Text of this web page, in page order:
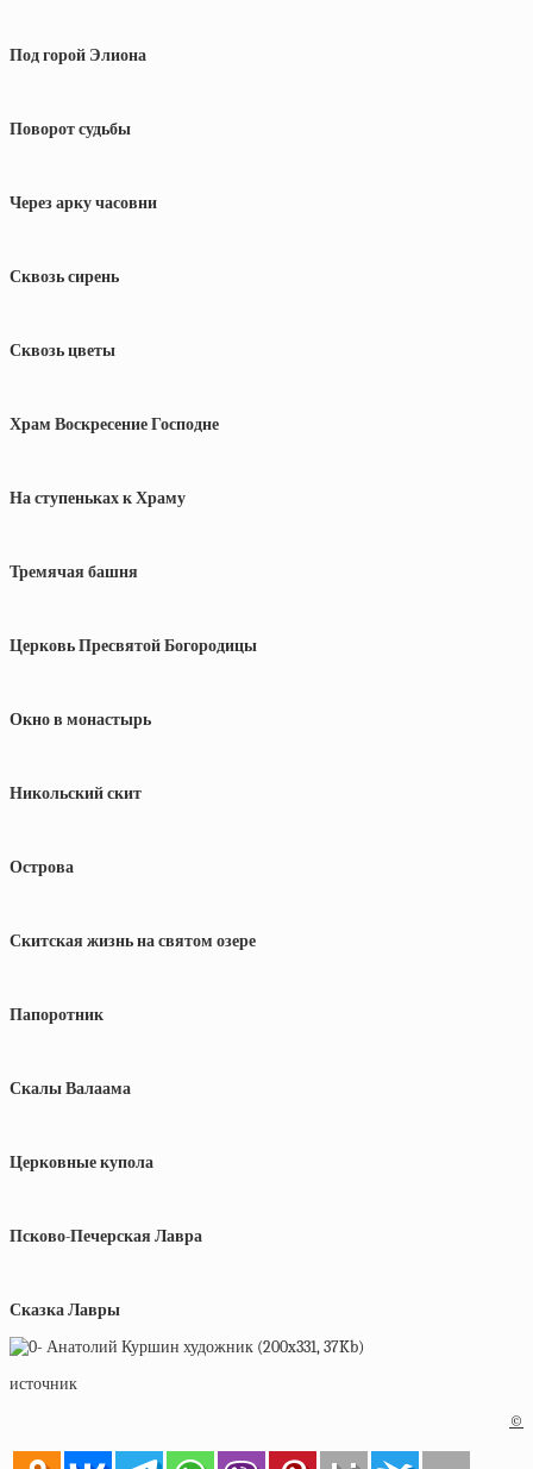
Под горой Элиона
Поворот судьбы
Через арку часовни
Сквозь сирень
Сквозь цветы
Храм Воскресение Господне
На ступеньках к Храму
Тремячая башня
Церковь Пресвятой Богородицы
Окно в монастырь
Никольский скит
Острова
Скитская жизнь на святом озере
Папоротник
Скалы Валаама
Церковные купола
Псково-Печерская Лавра
Сказка Лавры
источник
©